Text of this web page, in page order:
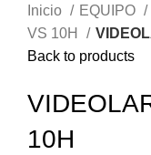
Inicio
EQUIPO
VS 10H
Back to products
10H